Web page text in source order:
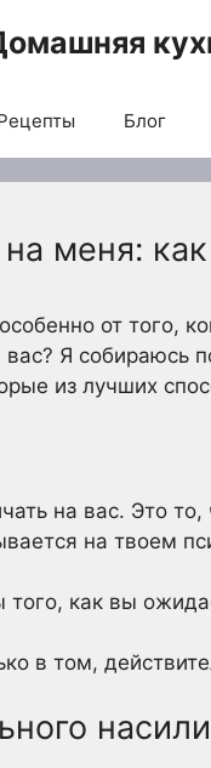
Блог
меня: как
от
Я собираюсь
из лучших
на вас. Это
на твоем
как вы
в том,